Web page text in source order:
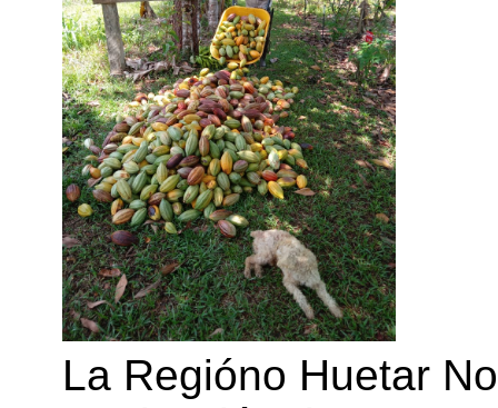
La Regióno Huetar